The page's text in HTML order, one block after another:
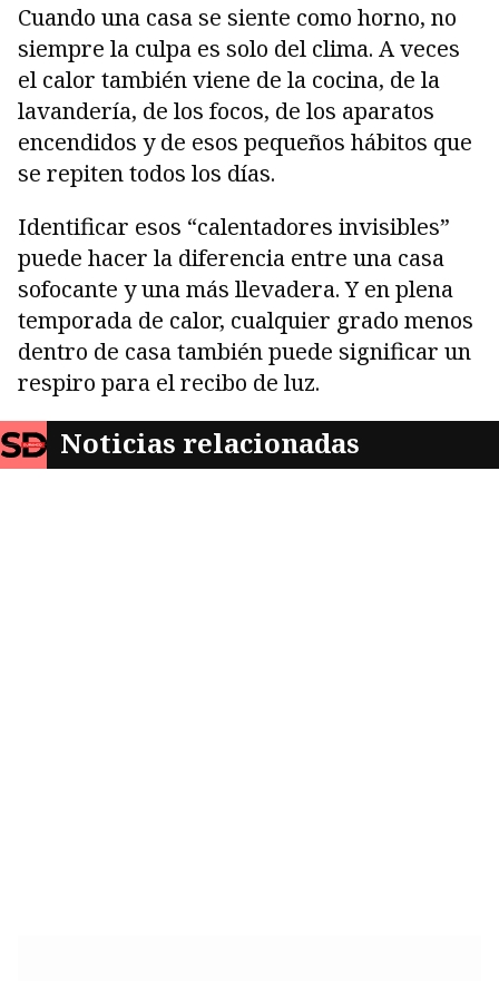
Cuando una casa se siente como horno, no
siempre la culpa es solo del clima. A veces
el calor también viene de la cocina, de la
lavandería, de los focos, de los aparatos
encendidos y de esos pequeños hábitos que
se repiten todos los días.
Identificar esos “calentadores invisibles”
puede hacer la diferencia entre una casa
sofocante y una más llevadera. Y en plena
temporada de calor, cualquier grado menos
dentro de casa también puede significar un
respiro para el recibo de luz.
Noticias relacionadas